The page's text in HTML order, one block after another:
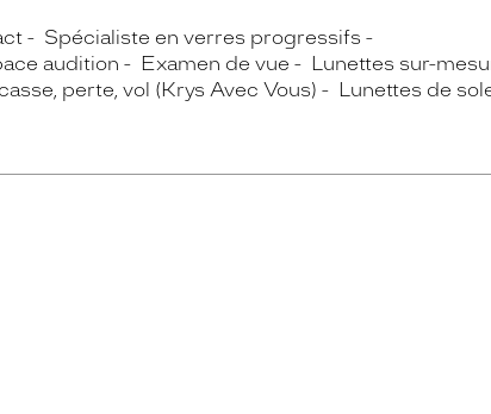
Spécialiste en verres progressifs
audition Examen de vue
Lunettes sur-
perte, vol (Krys Avec Vous)
Lunettes de